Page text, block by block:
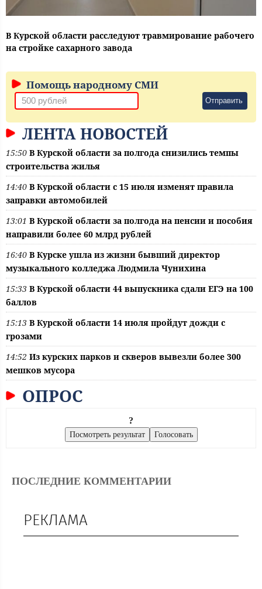
В Курской области расследуют травмирование рабочего
на стройке сахарного завода
Помощь народному СМИ
Отправить
ЛЕНТА НОВОСТЕЙ
15:50 В Курской области за полгода снизились темпы
строительства жилья
14:40 В Курской области с 15 июля изменят правила
заправки автомобилей
13:01 В Курской области за полгода на пенсии и пособия
направили более 60 млрд рублей
16:40 В Курске ушла из жизни бывший директор
музыкального колледжа Людмила Чунихина
15:33 В Курской области 44 выпускника сдали ЕГЭ на 100
баллов
15:13 В Курской области 14 июля пройдут дожди с
грозами
14:52 Из курских парков и скверов вывезли более 300
мешков мусора
ОПРОС
?
ПОСЛЕДНИЕ КОММЕНТАРИИ
РЕКЛАМА